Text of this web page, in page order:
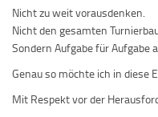
Nicht zu weit vorausdenken.
Nicht den gesamten
Sondern Aufgabe für Aufgabe
Genau so möchte ich in diese
Mit Respekt vor der